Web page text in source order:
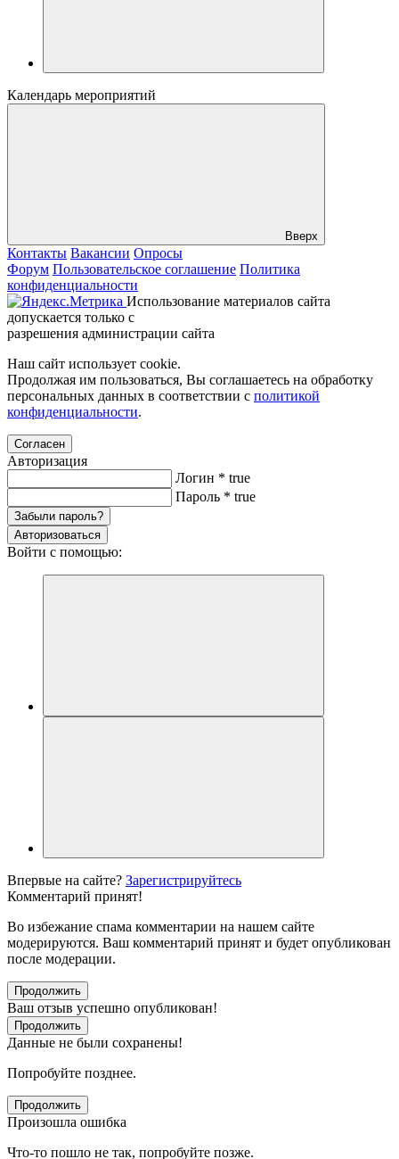
Календарь мероприятий
Вверх
Контакты Вакансии Опросы
Форум Пользовательское соглашение Политика
конфиденциальности
Использование материалов сайта
допускается только с
разрешения администрации сайта
Наш сайт использует cookie.
Продолжая им пользоваться, Вы соглашаетесь на обработку
персональных данных в соответствии с политикой
конфиденциальности.
Согласен
Авторизация
Логин * true
Пароль * true
Забыли пароль?
Авторизоваться
Войти с помощью:
Впервые на сайте? Зарегистрируйтесь
Комментарий принят!
Во избежание спама комментарии на нашем сайте
модерируются. Ваш комментарий принят и будет опубликован
после модерации.
Продолжить
Ваш отзыв успешно опубликован!
Продолжить
Данные не были сохранены!
Попробуйте позднее.
Продолжить
Произошла ошибка
Что-то пошло не так, попробуйте позже.